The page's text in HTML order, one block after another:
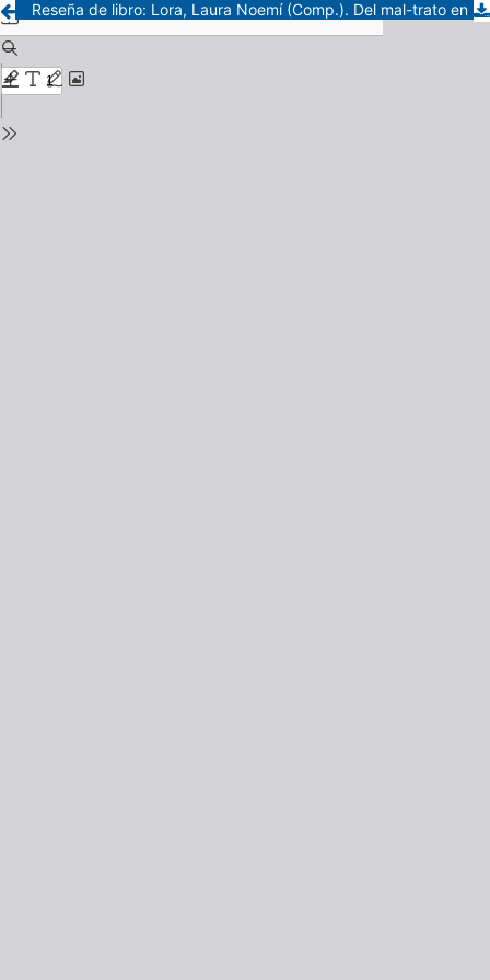
Reseña de libro: Lora, Laura Noemí (Comp.). Del mal-trato en la infancia. A propósito de la trata de personas. CABA: Eudeba, 2020.